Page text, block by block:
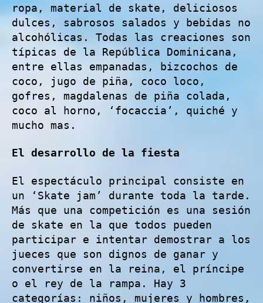
ropa, material de skate, deliciosos
dulces, sabrosos salados y bebidas no
alcohólicas. Todas las creaciones son
típicas de la República Dominicana,
entre ellas empanadas, bizcochos de
coco, jugo de piña, coco loco,
gofres, magdalenas de piña colada,
coco al horno, ‘focaccia’, quiché y
mucho mas.
El desarrollo de la fiesta
El espectáculo principal consiste en
un ‘Skate jam’ durante toda la tarde.
Más que una competición es una sesión
de skate en la que todos pueden
participar e intentar demostrar a los
jueces que son dignos de ganar y
convertirse en la reina, el príncipe
o el rey de la rampa. Hay 3
categorías: niños, mujeres y hombres,